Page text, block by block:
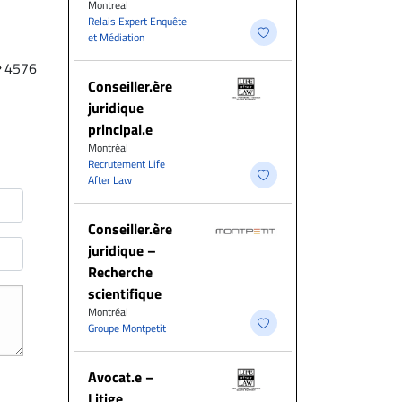
4576
Montreal
Relais Expert Enquête
et Médiation
Conseiller.ère
juridique
principal.e
Montréal
Recrutement Life
After Law
Conseiller.ère
juridique –
Recherche
scientifique
Montréal
Groupe Montpetit
Avocat.e –